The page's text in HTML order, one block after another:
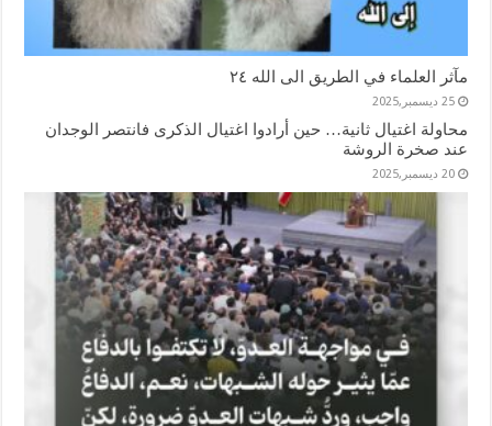
مآثر العلماء في الطريق الى الله ٢٤
25 ديسمبر,2025
محاولة اغتيال ثانية… حين أرادوا اغتيال الذكرى فانتصر الوجدان
عند صخرة الروشة
20 ديسمبر,2025